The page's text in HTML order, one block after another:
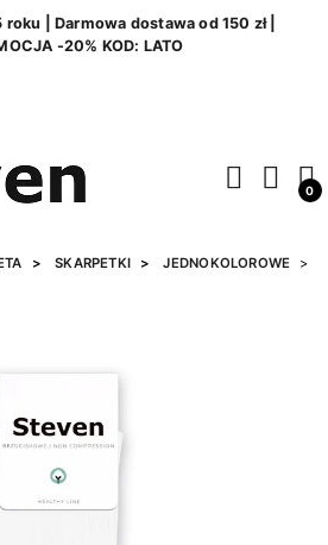
| Darmowa dostawa od 150 zł |
-20% KOD: LATO
0
SKARPETKI JEDNOKOLOROWE